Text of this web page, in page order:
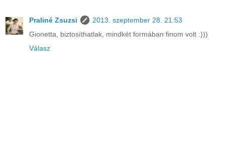
Praliné Zsuzsi
2013. szeptember 28. 21:53
Gionetta, biztosíthatlak, mindkét formában finom volt :)))
Válasz